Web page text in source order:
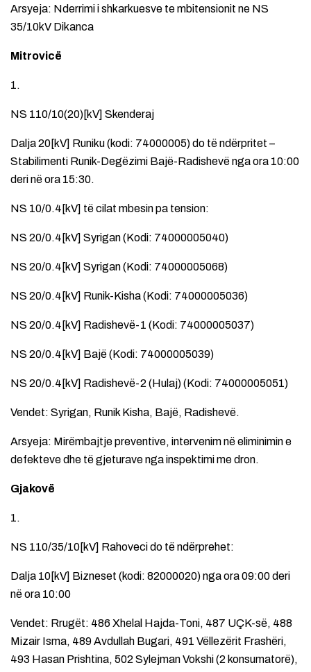
Arsyeja: Nderrimi i shkarkuesve te mbitensionit ne NS
35/10kV Dikanca
Mitrovicë
1.
NS 110/10(20)[kV] Skenderaj
Dalja 20[kV] Runiku (kodi: 74000005) do të ndërpritet –
Stabilimenti Runik-Degëzimi Bajë-Radishevë nga ora 10:00
deri në ora 15:30.
NS 10/0.4[kV] të cilat mbesin pa tension:
NS 20/0.4[kV] Syrigan (Kodi: 74000005040)
NS 20/0.4[kV] Syrigan (Kodi: 74000005068)
NS 20/0.4[kV] Runik-Kisha (Kodi: 74000005036)
NS 20/0.4[kV] Radishevë-1 (Kodi: 74000005037)
NS 20/0.4[kV] Bajë (Kodi: 74000005039)
NS 20/0.4[kV] Radishevë-2 (Hulaj) (Kodi: 74000005051)
Vendet: Syrigan, Runik Kisha, Bajë, Radishevë.
Arsyeja: Mirëmbajtje preventive, intervenim në eliminimin e
defekteve dhe të gjeturave nga inspektimi me dron.
Gjakovë
1.
NS 110/35/10[kV] Rahoveci do të ndërprehet:
Dalja 10[kV] Bizneset (kodi: 82000020) nga ora 09:00 deri
në ora 10:00
Vendet: Rrugët: 486 Xhelal Hajda-Toni, 487 UÇK-së, 488
Mizair Isma, 489 Avdullah Bugari, 491 Vëllezërit Frashëri,
493 Hasan Prishtina, 502 Sylejman Vokshi (2 konsumatorë),